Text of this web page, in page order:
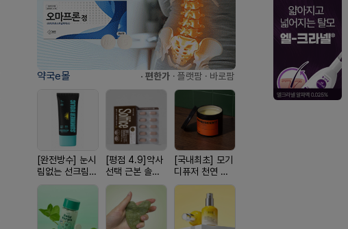
약국e몰 · 편한가 · 플랫팜 · 바로팜
[완전방수] 눈시
림없는 선크림
(SPF50+)
[평점 4.9]약사
선택 근본 솔루
션, 솔티스
[국내최초] 모기
디퓨저 천연 계
피 모키센트 디